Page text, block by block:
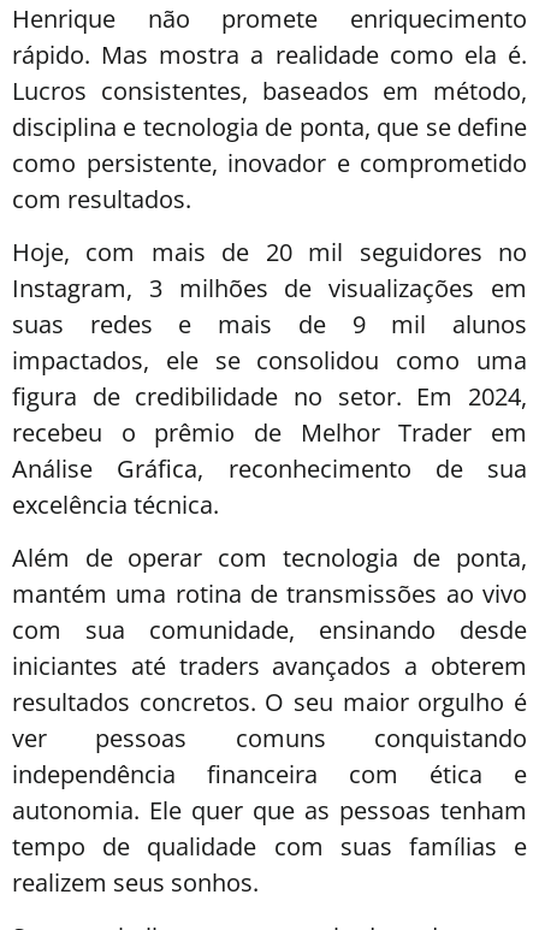
Henrique não promete enriquecimento
rápido. Mas mostra a realidade como ela é.
Lucros consistentes, baseados em método,
disciplina e tecnologia de ponta, que se define
como persistente, inovador e comprometido
com resultados.
Hoje, com mais de 20 mil seguidores no
Instagram, 3 milhões de visualizações em
suas redes e mais de 9 mil alunos
impactados, ele se consolidou como uma
figura de credibilidade no setor. Em 2024,
recebeu o prêmio de Melhor Trader em
Análise Gráfica, reconhecimento de sua
excelência técnica.
Além de operar com tecnologia de ponta,
mantém uma rotina de transmissões ao vivo
com sua comunidade, ensinando desde
iniciantes até traders avançados a obterem
resultados concretos. O seu maior orgulho é
ver pessoas comuns conquistando
independência financeira com ética e
autonomia. Ele quer que as pessoas tenham
tempo de qualidade com suas famílias e
realizem seus sonhos.